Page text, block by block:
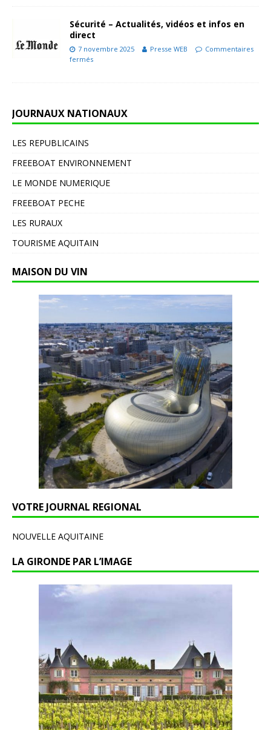
Sécurité – Actualités, vidéos et infos en
direct
7 novembre 2025 Presse WEB
Commentaires
fermés
JOURNAUX NATIONAUX
LES REPUBLICAINS
FREEBOAT ENVIRONNEMENT
LE MONDE NUMERIQUE
FREEBOAT PECHE
LES RURAUX
TOURISME AQUITAIN
MAISON DU VIN
VOTRE JOURNAL REGIONAL
NOUVELLE AQUITAINE
LA GIRONDE PAR L’IMAGE